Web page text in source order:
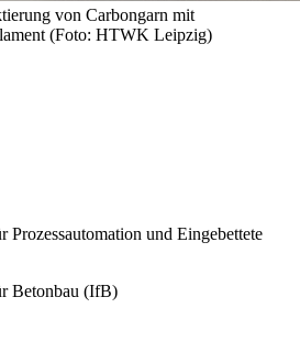
von Carbongarn mit
(Foto: HTWK Leipzig)
und Eingebettete
Betonbau (IfB)